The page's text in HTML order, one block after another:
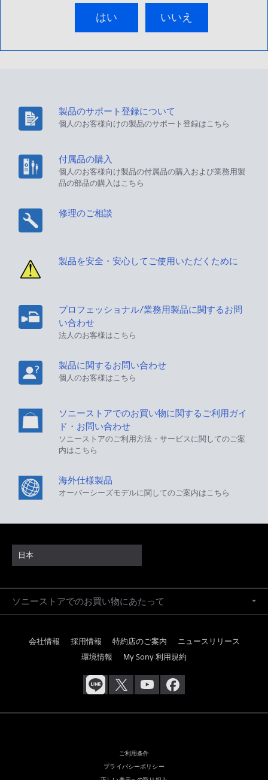
はい いいえ
製品のサポート登録について
個人のお客様向けの製品のサポート登録はこちら
付属品の購入
個人のお客様向け製品の付属品の購入および業務用製
品の部品の購入はこちら
修理のご相談
製品を安全・安心してご使用いただくために
プロフェッショナル/業務用製品に関するお問
い合わせ
法人のお客様はこちら
製品に関するお問い合わせ
個人のお客様はこちら
ソニーストアでのお買い物に関するご利用ガイ
ド・お問い合わせ
ソニーストアのご利用方法・サービスに関してのご案
内はこちら
海外仕様製品
オーバーシーズモデルに関してのご案内はこちら
日本
ソニーストアでのお買い物にあたって
会社情報 採用情報 特約店のご案内
ニュースリリース
環境情報
My Sony 利用規約
ご利用条件
プライバシーポリシー